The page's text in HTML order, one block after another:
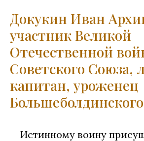
Докукин Иван
участник Великой
Отечественной
Советского Союза,
капитан, уроженец
Истинному воину